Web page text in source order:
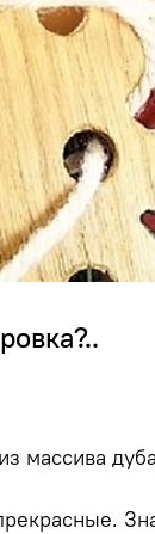
массива